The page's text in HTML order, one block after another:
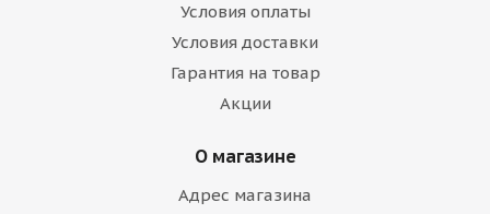
Условия оплаты
Условия доставки
Гарантия на товар
Акции
О магазине
Адрес магазина